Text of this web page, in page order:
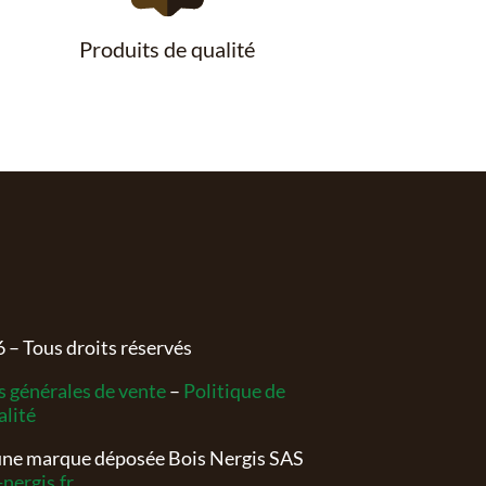
Produits de qualité
– Tous droits réservés
générales de vente– Politique de
marque déposée Bois Nergis SAS